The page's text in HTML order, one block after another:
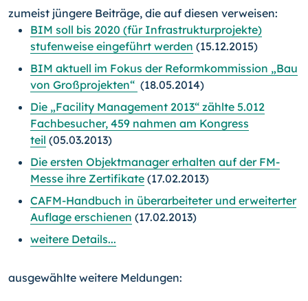
zumeist jüngere Beiträge, die auf diesen verweisen:
BIM soll bis 2020 (für Infrastrukturprojekte)
stufenweise eingeführt werden (15.12.2015)
BIM aktuell im Fokus der Reformkommission „Bau
von Großprojekten“ (18.05.2014)
Die „Facility Management 2013“ zählte 5.012
Fachbesucher, 459 nahmen am Kongress
teil (05.03.2013)
Die ersten Objektmanager erhalten auf der FM-
Messe ihre Zertifikate (17.02.2013)
CAFM-Handbuch in überarbeiteter und erweiterter
Auflage erschienen (17.02.2013)
weitere Details...
ausgewählte weitere Meldungen: